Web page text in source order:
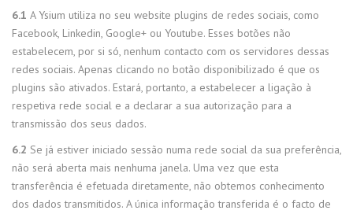
6.1 A Ysium utiliza no seu website plugins de redes sociais, como
Facebook, Linkedin, Google+ ou Youtube. Esses botões não
estabelecem, por si só, nenhum contacto com os servidores dessas
redes sociais. Apenas clicando no botão disponibilizado é que os
plugins são ativados. Estará, portanto, a estabelecer a ligação à
respetiva rede social e a declarar a sua autorização para a
transmissão dos seus dados.
6.2 Se já estiver iniciado sessão numa rede social da sua preferência,
não será aberta mais nenhuma janela. Uma vez que esta
transferência é efetuada diretamente, não obtemos conhecimento
dos dados transmitidos. A única informação transferida é o facto de